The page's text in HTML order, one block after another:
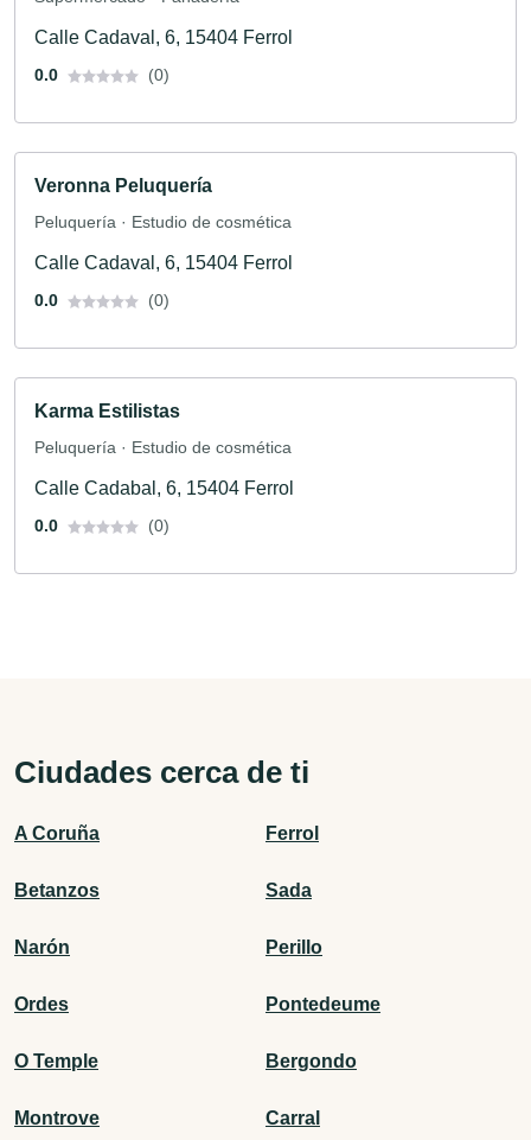
Calle Cadaval, 6, 15404 Ferrol
0.0 (0)
Veronna Peluquería
Peluquería · Estudio de cosmética
Calle Cadaval, 6, 15404 Ferrol
0.0 (0)
Karma Estilistas
Peluquería · Estudio de cosmética
Calle Cadabal, 6, 15404 Ferrol
0.0 (0)
Ciudades cerca de ti
A Coruña Ferrol
Betanzos Sada
Narón Perillo
Ordes Pontedeume
O Temple Bergondo
Montrove Carral